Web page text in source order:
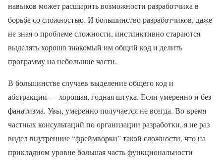
навыков может расширить возможности разработчика в
борьбе со сложностью. И большинство разработчиков, даже
не зная о проблеме сложности, инстинктивно стараются
выделять хорошо знакомый им общий код и делить
программу на небольшие части.
В большинстве случаев выделение общего код и
абстракции — хорошая, годная штука. Если умеренно и без
фанатизма. Увы, умеренно получается не всегда. Во время
частных консультаций по организации разработки, я не раз
видел внутренние “фреймворки” такой сложности, что на
прикладном уровне большая часть функциональности